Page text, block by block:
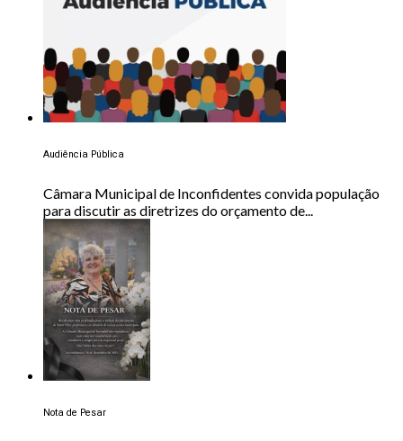
Audiência Pública
Câmara Municipal de Inconfidentes convida população
para discutir as diretrizes do orçamento de...
Nota de Pesar